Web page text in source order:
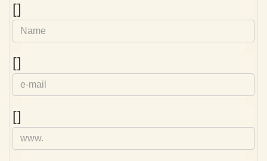
[]
[]
mail
[]